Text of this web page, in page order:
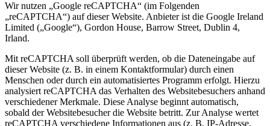
Wir nutzen „Google reCAPTCHA“ (im Folgenden
„reCAPTCHA“) auf dieser Website. Anbieter ist die Google Ireland
Limited („Google“), Gordon House, Barrow Street, Dublin 4,
Irland.
Mit reCAPTCHA soll überprüft werden, ob die Dateneingabe auf
dieser Website (z. B. in einem Kontaktformular) durch einen
Menschen oder durch ein automatisiertes Programm erfolgt. Hierzu
analysiert reCAPTCHA das Verhalten des Websitebesuchers anhand
verschiedener Merkmale. Diese Analyse beginnt automatisch,
sobald der Websitebesucher die Website betritt. Zur Analyse wertet
reCAPTCHA verschiedene Informationen aus (z. B. IP-Adresse,